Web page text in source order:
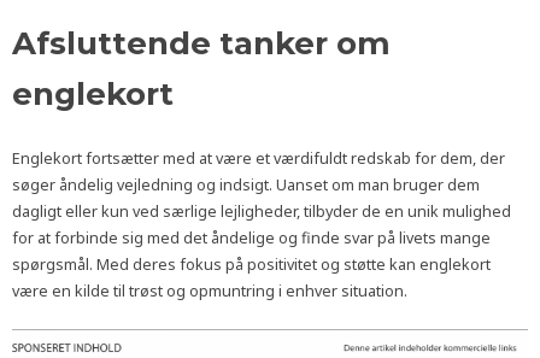
Afsluttende tanker om
englekort
Englekort fortsætter med at være et værdifuldt redskab for dem, der
søger åndelig vejledning og indsigt. Uanset om man bruger dem
dagligt eller kun ved særlige lejligheder, tilbyder de en unik mulighed
for at forbinde sig med det åndelige og finde svar på livets mange
spørgsmål. Med deres fokus på positivitet og støtte kan englekort
være en kilde til trøst og opmuntring i enhver situation.